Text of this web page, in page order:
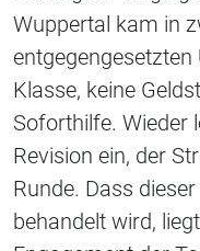
Wuppertal kam in
Klasse, keine
Soforthilfe. Wieder
Revision ein, der
Runde. Dass
behandelt wird,